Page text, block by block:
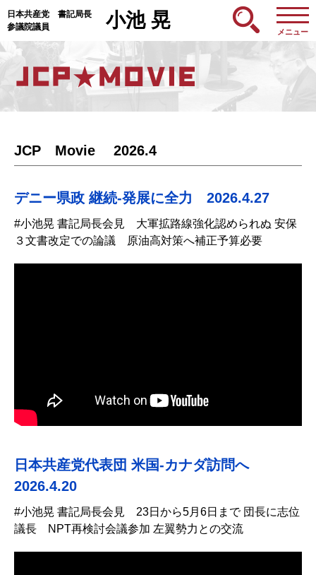
日本共産党 書記局長
参議院議員
小池 晃
メニュー
JCP Movie 2026.4
デニー県政 継続-発展に全力 2026.4.27
#小池晃 書記局長会見 大軍拡路線強化認められぬ 安保
３文書改定での論議 原油高対策へ補正予算必要
日本共産党代表団 米国-カナダ訪問へ
2026.4.20
#小池晃 書記局長会見 23日から5月6日まで 団長に志位
議長 NPT再検討会議参加 左翼勢力との交流